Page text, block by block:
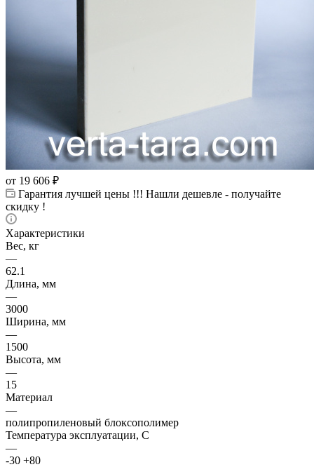
от 19 606 ₽
Гарантия лучшей цены !!! Нашли дешевле - получайте
скидку !
Характеристики
Вес, кг
—
62.1
Длина, мм
—
3000
Ширина, мм
—
1500
Высота, мм
—
15
Материал
—
полипропиленовый блоксополимер
Температура эксплуатации, С
—
-30 +80